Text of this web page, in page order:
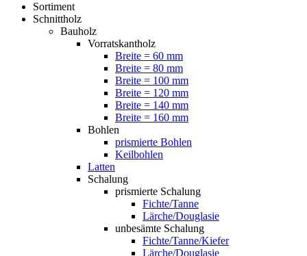
Sortiment
Schnittholz
Bauholz
Vorratskantholz
Breite = 60 mm
Breite = 80 mm
Breite = 100 mm
Breite = 120 mm
Breite = 140 mm
Breite = 160 mm
Bohlen
prismierte Bohlen
Keilbohlen
Latten
Schalung
prismierte Schalung
Fichte/Tanne
Lärche/Douglasie
unbesämte Schalung
Fichte/Tanne/Kiefer
Lärche/Douglasie